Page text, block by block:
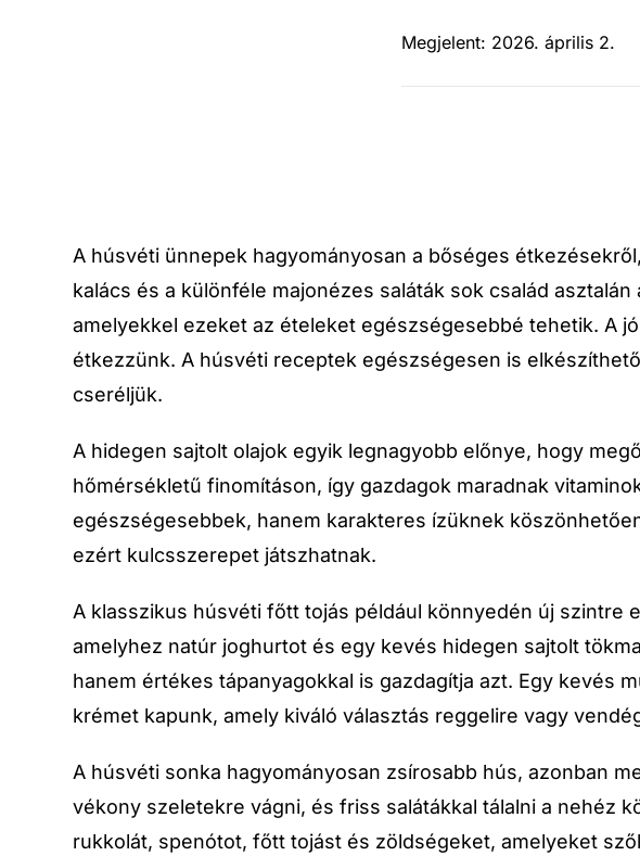
Megjelent: 2026. április 2.
A húsvéti ünnepek hagyományosan a bőséges
kalács és a különféle majonézes saláták sok család
amelyekkel ezeket az ételeket egészségesebbé tehetik. A
étkezzünk. A húsvéti receptek egészségesen is
cseréljük.
A hidegen sajtolt olajok egyik legnagyobb előnye, hogy
hőmérsékletű finomításon, így gazdagok maradnak
egészségesebbek, hanem karakteres ízüknek
ezért kulcsszerepet játszhatnak.
A klasszikus húsvéti főtt tojás például könnyedén új
amelyhez natúr joghurtot és egy kevés hidegen sajtolt
hanem értékes tápanyagokkal is gazdagítja azt. Egy kevés
krémet kapunk, amely kiváló választás reggelire vagy
A húsvéti sonka hagyományosan zsírosabb hús, azonban
vékony szeletekre vágni, és friss salátákkal tálalni a nehéz
rukkolát, spenótot, főtt tojást és zöldségeket, amelyeket